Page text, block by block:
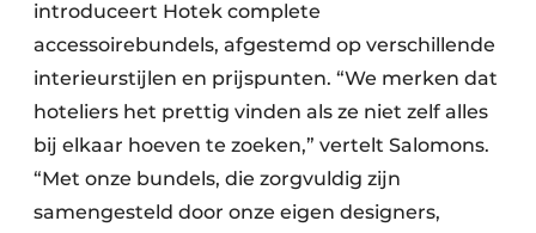
introduceert Hotek complete
accessoirebundels, afgestemd op verschillende
interieurstijlen en prijspunten. “We merken dat
hoteliers het prettig vinden als ze niet zelf alles
bij elkaar hoeven te zoeken,” vertelt Salomons.
“Met onze bundels, die zorgvuldig zijn
samengesteld door onze eigen designers,